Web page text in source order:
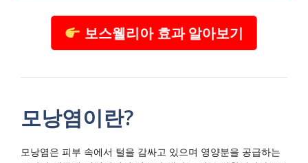
보스웰리아 효과 알아보기
모낭염이란?
모낭염은 피부 속에서 털을 감싸고 있으며 영양분을 공급하는